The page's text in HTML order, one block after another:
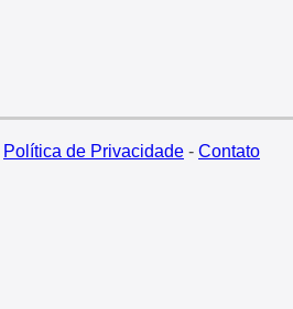
Política de Privacidade- Contato